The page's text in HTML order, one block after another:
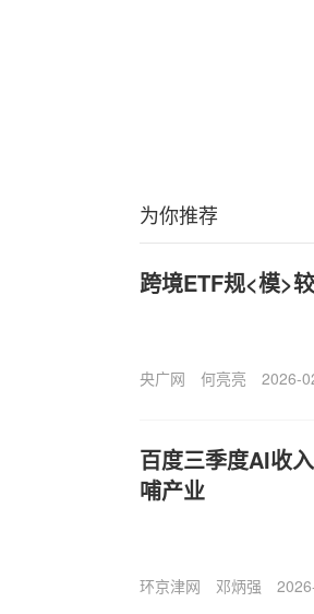
为你推荐
跨境ETF规<模>
央广网 何亮亮 2026-
百度三季度AI收
哺产业
环京津网 邓炳强